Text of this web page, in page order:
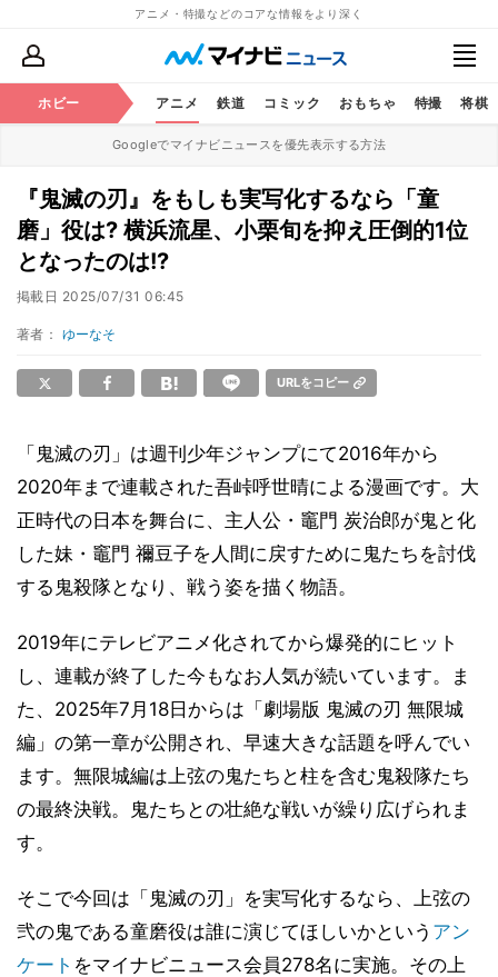
アニメ・特撮などのコアな情報をより深く
ホビー アニメ 鉄道 コミック おもちゃ 特撮 将棋
Googleでマイナビニュースを優先表示する方法
『鬼滅の刃』をもしも実写化するなら「童
磨」役は? 横浜流星、小栗旬を抑え圧倒的1位
となったのは!?
掲載日 2025/07/31 06:45
著者： ゆーなそ
URLをコピー
「鬼滅の刃」は週刊少年ジャンプにて2016年から
2020年まで連載された吾峠呼世晴による漫画です。大
正時代の日本を舞台に、主人公・竈門 炭治郎が鬼と化
した妹・竈門 禰󠄀豆子を人間に戻すために鬼たちを討伐
する鬼殺隊となり、戦う姿を描く物語。
2019年にテレビアニメ化されてから爆発的にヒット
し、連載が終了した今もなお人気が続いています。ま
た、2025年7月18日からは「劇場版 鬼滅の刃 無限城
編」の第一章が公開され、早速大きな話題を呼んでい
ます。無限城編は上弦の鬼たちと柱を含む鬼殺隊たち
の最終決戦。鬼たちとの壮絶な戦いが繰り広げられま
す。
そこで今回は「鬼滅の刃」を実写化するなら、上弦の
弐の鬼である童磨役は誰に演じてほしいかという アン
ケート をマイナビニュース会員278名に実施。その上